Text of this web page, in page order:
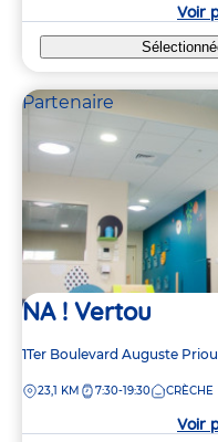
Voir
Partenaire
NA ! Vertou
Adresse
la
1Ter Boulevard Auguste Priou
DISTANCE
23,1 KM 7:30-19:30 CRÈCHE
Voir